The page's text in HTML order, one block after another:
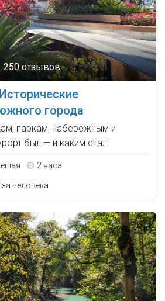
250 отзывов
города
паркам, набережным и
был — и каким стал.
2 часа
за человека